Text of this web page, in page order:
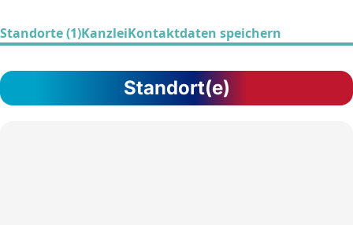
Standorte (1)KanzleiKontaktdaten speichern
Standort(e)